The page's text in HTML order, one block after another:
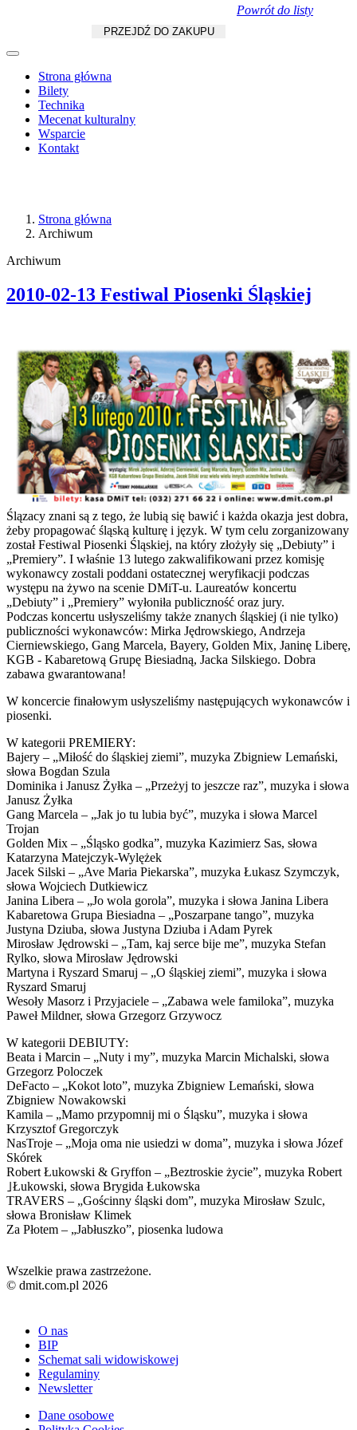
PRZEJDŹ DO ZAKUPU
Strona główna
Bilety
Technika
Mecenat kulturalny
Wsparcie
Kontakt
Strona główna
Archiwum
Archiwum
2010-02-13 Festiwal Piosenki Śląskiej
Powrót do listy
Ślązacy znani są z tego, że lubią się bawić i każda okazja jest dobra,
żeby propagować śląską kulturę i język. W tym celu zorganizowany
został Festiwal Piosenki Śląskiej, na który złożyły się „Debiuty” i
„Premiery”. I właśnie 13 lutego zakwalifikowani przez komisję
wykonawcy zostali poddani ostatecznej weryfikacji podczas
występu na żywo na scenie DMiT-u. Laureatów koncertu
„Debiuty” i „Premiery” wyłoniła publiczność oraz jury.
Podczas koncertu usłyszeliśmy także znanych śląskiej (i nie tylko)
publiczności wykonawców: Mirka Jędrowskiego, Andrzeja
Cierniewskiego, Gang Marcela, Bayery, Golden Mix, Janinę Liberę,
KGB - Kabaretową Grupę Biesiadną, Jacka Silskiego. Dobra
zabawa gwarantowana!
W koncercie finałowym usłyszeliśmy następujących wykonawców i
piosenki.
W kategorii PREMIERY:
Bajery – „Miłość do śląskiej ziemi”, muzyka Zbigniew Lemański,
słowa Bogdan Szula
Dominika i Janusz Żyłka – „Przeżyj to jeszcze raz”, muzyka i słowa
Janusz Żyłka
Gang Marcela – „Jak jo tu lubia być”, muzyka i słowa Marcel
Trojan
Golden Mix – „Śląsko godka”, muzyka Kazimierz Sas, słowa
Katarzyna Matejczyk-Wylężek
Jacek Silski – „Ave Maria Piekarska”, muzyka Łukasz Szymczyk,
słowa Wojciech Dutkiewicz
Janina Libera – „Jo wola gorola”, muzyka i słowa Janina Libera
Kabaretowa Grupa Biesiadna – „Poszarpane tango”, muzyka
Justyna Dziuba, słowa Justyna Dziuba i Adam Pyrek
Mirosław Jędrowski – „Tam, kaj serce bije me”, muzyka Stefan
Rylko, słowa Mirosław Jędrowski
Martyna i Ryszard Smaruj – „O śląskiej ziemi”, muzyka i słowa
Ryszard Smaruj
Wesoły Masorz i Przyjaciele – „Zabawa wele familoka”, muzyka
Paweł Mildner, słowa Grzegorz Grzywocz
W kategorii DEBIUTY:
Beata i Marcin – „Nuty i my”, muzyka Marcin Michalski, słowa
Grzegorz Poloczek
DeFacto – „Kokot loto”, muzyka Zbigniew Lemański, słowa
Zbigniew Nowakowski
Kamila – „Mamo przypomnij mi o Śląsku”, muzyka i słowa
Krzysztof Gregorczyk
NasTroje – „Moja oma nie usiedzi w doma”, muzyka i słowa Józef
Skórek
Robert Łukowski & Gryffon – „Beztroskie życie”, muzyka Robert
｣Łukowski, słowa Brygida Łukowska
TRAVERS – „Gościnny śląski dom”, muzyka Mirosław Szulc,
słowa Bronisław Klimek
Za Płotem – „Jabłuszko”, piosenka ludowa
Wszelkie prawa zastrzeżone.
© dmit.com.pl 2026
O nas
BIP
Schemat sali widowiskowej
Regulaminy
Newsletter
Dane osobowe